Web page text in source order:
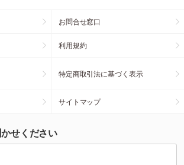
お問合せ窓口
利用規約
特定商取引法に基づく表示
サイトマップ
せください